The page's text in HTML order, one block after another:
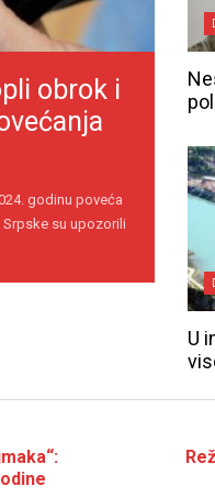
obrok i
godinu poveća
Srpske su upozorili
U